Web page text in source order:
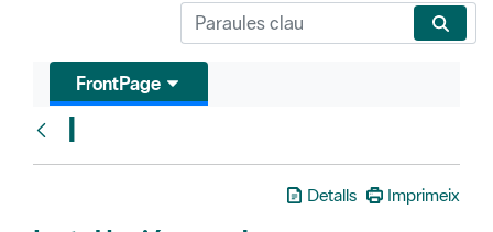
FrontPage
I
Detalls Imprimeix